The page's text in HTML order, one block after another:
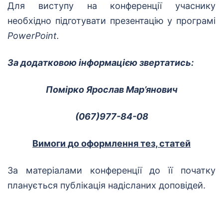
Для виступу на конференції учаснику
необхідно підготувати презентацію у програмі
PowerPoint.
За додатковою інформацією звертатись:
Помірко Ярослав Мар’янович
(067)977-84-08
Вимоги до оформлення тез, статей
За матеріалами конференції до її початку
планується публікація надісланих доповідей.